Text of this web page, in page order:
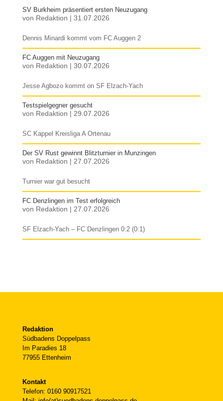
SV Burkheim präsentiert ersten Neuzugang
von Redaktion | 31.07.2026
Dennis Minardi kommt vom FC Auggen 2
FC Auggen mit Neuzugang
von Redaktion | 30.07.2026
Jesse Agbozo kommt on SF Elzach-Yach
Testspielgegner gesucht
von Redaktion | 29.07.2026
SC Kappel Kreisliga A Ortenau
Der SV Rust gewinnt Blitzturnier in Munzingen
von Redaktion | 27.07.2026
Turnier war gut besucht
FC Denzlingen im Test erfolgreich
von Redaktion | 27.07.2026
SF Elzach-Yach – FC Denzlingen 0:2 (0:1)
Redaktion
Südbadens Doppelpass
Im Paradies 18
77955 Ettenheim
Kontakt
Telefon: 0160 90917521